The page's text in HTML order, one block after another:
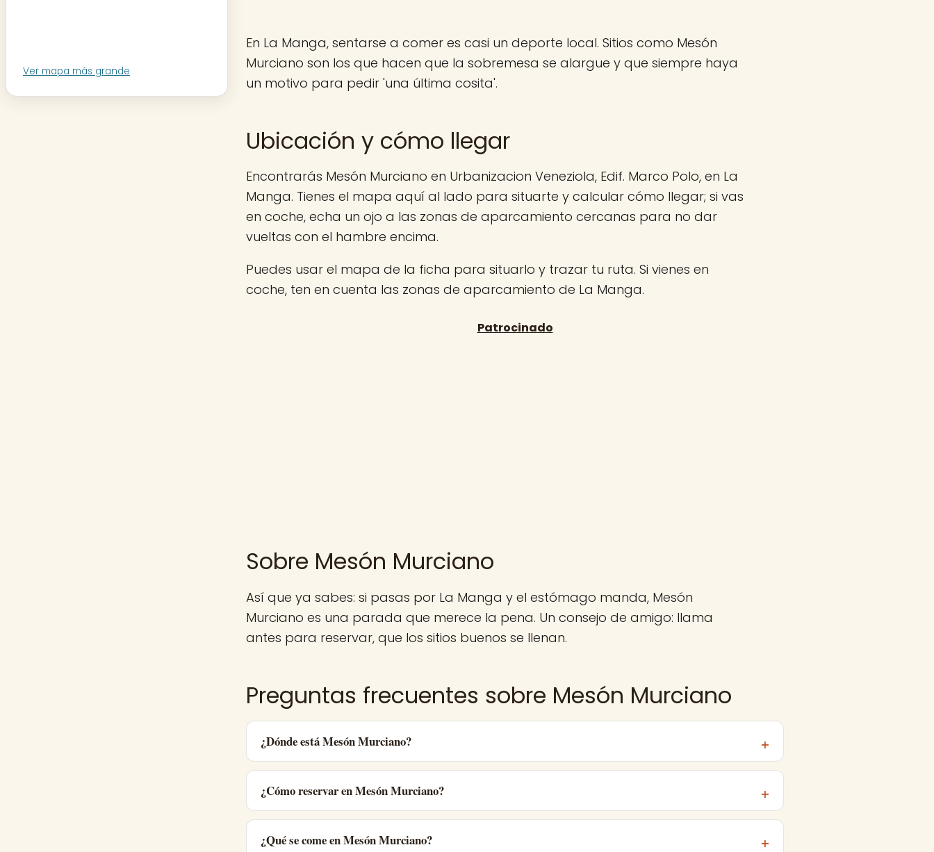
Ver mapa más grande
En La Manga, sentarse a comer es casi un deporte local. Sitios como Mesón
Murciano son los que hacen que la sobremesa se alargue y que siempre haya
un motivo para pedir 'una última cosita'.
Ubicación y cómo llegar
Encontrarás Mesón Murciano en Urbanizacion Veneziola, Edif. Marco Polo, en La
Manga. Tienes el mapa aquí al lado para situarte y calcular cómo llegar; si vas
en coche, echa un ojo a las zonas de aparcamiento cercanas para no dar
vueltas con el hambre encima.
Puedes usar el mapa de la ficha para situarlo y trazar tu ruta. Si vienes en
coche, ten en cuenta las zonas de aparcamiento de La Manga.
Sobre Mesón Murciano
Así que ya sabes: si pasas por La Manga y el estómago manda, Mesón
Murciano es una parada que merece la pena. Un consejo de amigo: llama
antes para reservar, que los sitios buenos se llenan.
Preguntas frecuentes sobre Mesón Murciano
¿Dónde está Mesón Murciano?
¿Cómo reservar en Mesón Murciano?
¿Qué se come en Mesón Murciano?